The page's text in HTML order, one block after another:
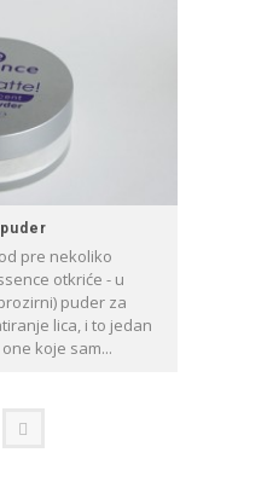
pre nekoliko
otkriće - u
puder za
lica, i to jedan
koje sam...